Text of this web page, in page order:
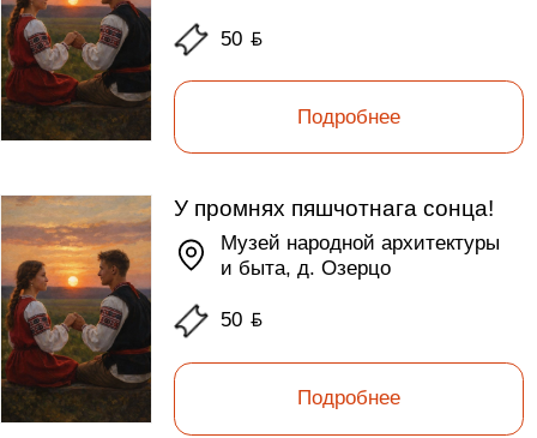
50ƃ
Подробнее
У промнях пяшчотнага сонца!
Музей народной архитектуры
и быта, д. Озерцо
50ƃ
Подробнее